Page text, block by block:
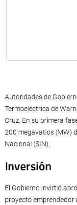
Autoridades de
Termoeléctrica de
Cruz. En su primera
200 megavatios (MW)
Nacional (SIN).
Inversión
El Gobierno invirtió
proyecto emprendedor